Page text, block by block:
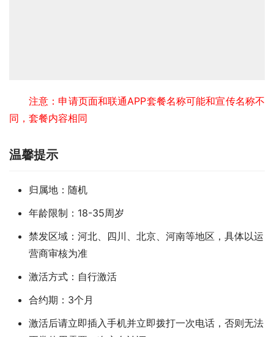
注意：申请页面和联通APP套餐名称可能和宣传名称不
同，套餐内容相同
温馨提示
归属地：随机
年龄限制：18-35周岁
禁发区域：河北、四川、北京、河南等地区，具体以运
营商审核为准
激活方式：自行激活
合约期：3个月
激活后请立即插入手机并立即拨打一次电话，否则无法